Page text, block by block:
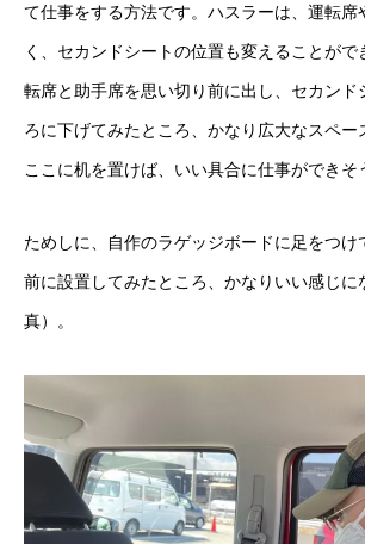
て仕事をする方法です。ハスラーは、運転席
く、セカンドシートの位置も変えることがで
転席と助手席を思い切り前に出し、セカンド
ろに下げてみたところ、かなり広大なスペー
ここに机を置けば、いい具合に仕事ができそ
ためしに、自作のラゲッジボードに足をつけ
前に設置してみたところ、かなりいい感じに
真）。